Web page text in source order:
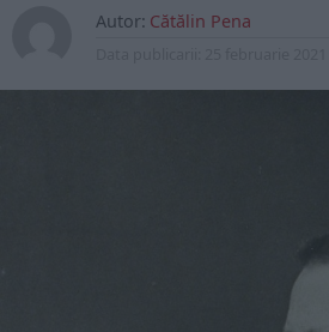
Autor: Cătălin Pena